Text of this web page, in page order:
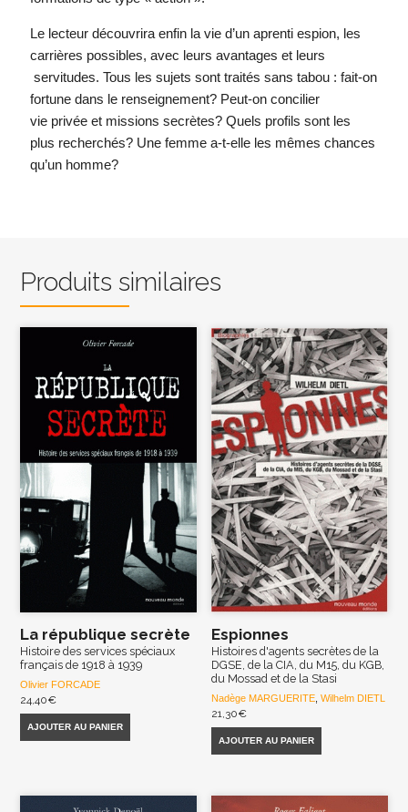
Le lecteur découvrira enfin la vie d’un aprenti espion, les
carrières possibles, avec leurs avantages et leurs
servitudes. Tous les sujets sont traités sans tabou : fait-on
fortune dans le renseignement? Peut-on concilier
vie privée et missions secrètes? Quels profils sont les
plus recherchés? Une femme a-t-elle les mêmes chances
qu’un homme?
Produits similaires
La république secrète
Histoire des services spéciaux
français de 1918 à 1939
Olivier FORCADE
24,40€
AJOUTER AU PANIER
Espionnes
Histoires d'agents secrètes de la
DGSE, de la CIA, du M15, du KGB,
du Mossad et de la Stasi
Nadège MARGUERITE ,Wilhelm DIETL
21,30€
AJOUTER AU PANIER